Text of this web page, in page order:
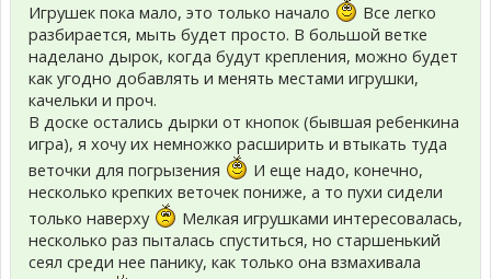
Игрушек пока мало, это только начало
Все легко
разбирается, мыть будет просто. В большой ветке
наделано дырок, когда будут крепления, можно будет
как угодно добавлять и менять местами игрушки,
качельки и проч.
В доске остались дырки от кнопок (бывшая ребенкина
игра), я хочу их немножко расширить и втыкать туда
веточки для погрызения
И еще надо, конечно,
несколько крепких веточек пониже, а то пухи сидели
только наверху
Мелкая игрушками интересовалась,
несколько раз пыталась спуститься, но старшенький
сеял среди нее панику, как только она взмахивала